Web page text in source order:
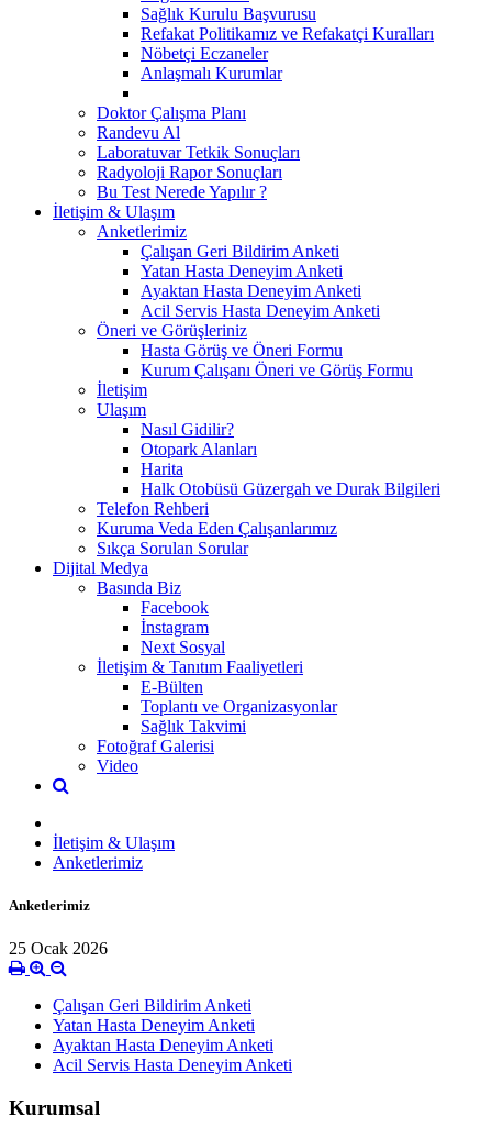
Sağlık Kurulu Başvurusu
Refakat Politikamız ve Refakatçi Kuralları
Nöbetçi Eczaneler
Anlaşmalı Kurumlar
Doktor Çalışma Planı
Randevu Al
Laboratuvar Tetkik Sonuçları
Radyoloji Rapor Sonuçları
Bu Test Nerede Yapılır ?
İletişim & Ulaşım
Anketlerimiz
Çalışan Geri Bildirim Anketi
Yatan Hasta Deneyim Anketi
Ayaktan Hasta Deneyim Anketi
Acil Servis Hasta Deneyim Anketi
Öneri ve Görüşleriniz
Hasta Görüş ve Öneri Formu
Kurum Çalışanı Öneri ve Görüş Formu
İletişim
Ulaşım
Nasıl Gidilir?
Otopark Alanları
Harita
Halk Otobüsü Güzergah ve Durak Bilgileri
Telefon Rehberi
Kuruma Veda Eden Çalışanlarımız
Sıkça Sorulan Sorular
Dijital Medya
Basında Biz
Facebook
İnstagram
Next Sosyal
İletişim & Tanıtım Faaliyetleri
E-Bülten
Toplantı ve Organizasyonlar
Sağlık Takvimi
Fotoğraf Galerisi
Video
İletişim & Ulaşım
Anketlerimiz
Anketlerimiz
25 Ocak 2026
Çalışan Geri Bildirim Anketi
Yatan Hasta Deneyim Anketi
Ayaktan Hasta Deneyim Anketi
Acil Servis Hasta Deneyim Anketi
Kurumsal